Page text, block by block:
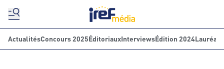
ActualitésConcours 2025ÉditoriauxInterviewsÉdition 2024